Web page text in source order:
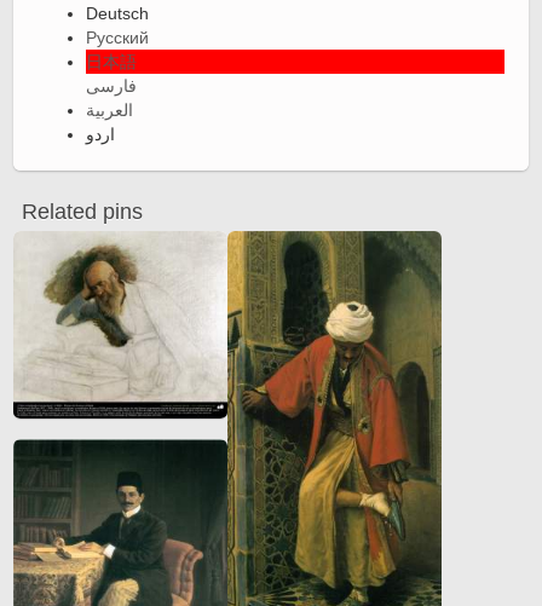
Deutsch
Русский
日本語
فارسی
العربية
اردو
Related pins